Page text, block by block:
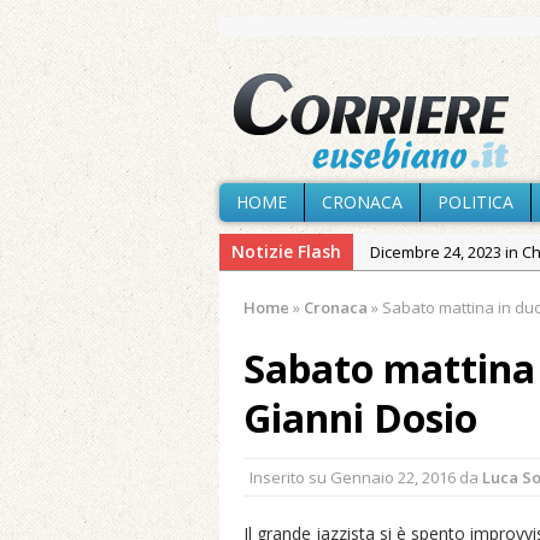
HOME CRONACA POLITICA
Notizie Flash Dicembre 24, 2023 in
Agosto 5, 2026 in
Agosto 3, 2026 in
Agosto 3, 2026 in
Home » Cronaca » Sabato mattina in
Sabato
Gianni Dosio
Inserito su Gennaio 22, 2016 da Luca
Il grande jazzista si è spento